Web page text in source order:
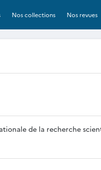
Nos collections Nos revues
de la recherche